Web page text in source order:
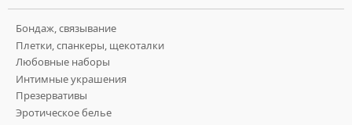
Бондаж, связывание
Плетки, спанкеры, щекоталки
Любовные наборы
Интимные украшения
Презервативы
Эротическое белье